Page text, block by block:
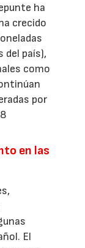
ha
crecido
del país),
como
por
en las
El